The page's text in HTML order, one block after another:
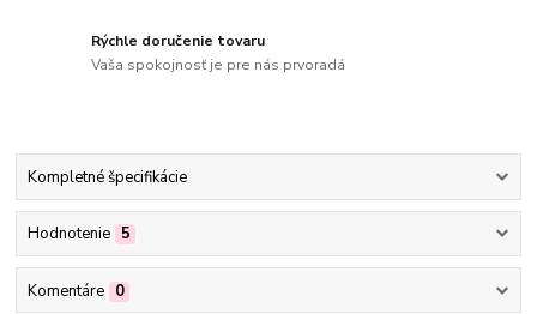
Rýchle doručenie tovaru
Vaša spokojnosť je pre nás prvoradá
Kompletné špecifikácie
Hodnotenie 5
Komentáre 0